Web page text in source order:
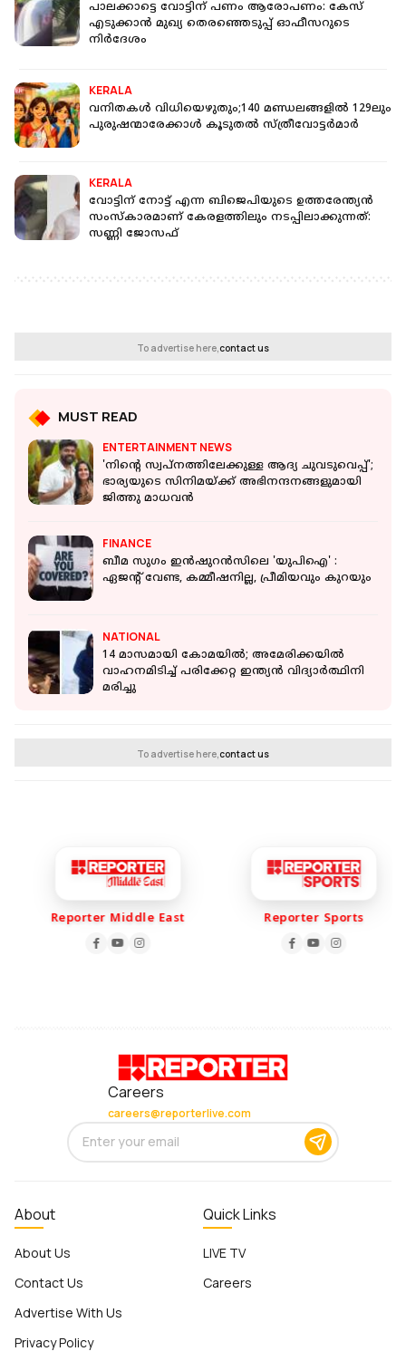
പാലക്കാട്ടെ വോട്ടിന് പണം ആരോപണം: കേസ്
എടുക്കാന്‍ മുഖ്യ തെരഞ്ഞെടുപ്പ് ഓഫീസറുടെ
നിര്‍ദേശം
KERALA
വനിതകൾ വിധിയെഴുതും;140 മണ്ഡലങ്ങളില്‍ 129ലും
പുരുഷന്മാരേക്കാള്‍ കൂടുതൽ സ്ത്രീവോട്ടർമാർ
KERALA
വോട്ടിന് നോട്ട് എന്ന ബിജെപിയുടെ ഉത്തരേന്ത്യന്‍
സംസ്‌കാരമാണ് കേരളത്തിലും നടപ്പിലാക്കുന്നത്:
സണ്ണി ജോസഫ്
To advertise here,contact us
MUST READ
ENTERTAINMENT NEWS
'നിന്റെ സ്വപ്നത്തിലേക്കുള്ള ആദ്യ ചുവടുവെപ്പ്';
ഭാര്യയുടെ സിനിമയ്ക്ക് അഭിനന്ദനങ്ങളുമായി
ജിത്തു മാധവന്‍
FINANCE
ബീമ സുഗം ഇൻഷുറൻസിലെ 'യുപിഐ' :
ഏജന്റ് വേണ്ട, കമ്മീഷനില്ല, പ്രീമിയവും കുറയും
NATIONAL
14 മാസമായി കോമയിൽ; അമേരിക്കയില്‍
വാഹനമിടിച്ച് പരിക്കേറ്റ ഇന്ത്യൻ വിദ്യാർത്ഥിനി
മരിച്ചു
To advertise here,contact us
Reporter Middle East Reporter Sports
Careers
careers@reporterlive.com
About
About Us
Contact Us
Advertise With Us
Privacy Policy
Quick Links
LIVE TV
Careers